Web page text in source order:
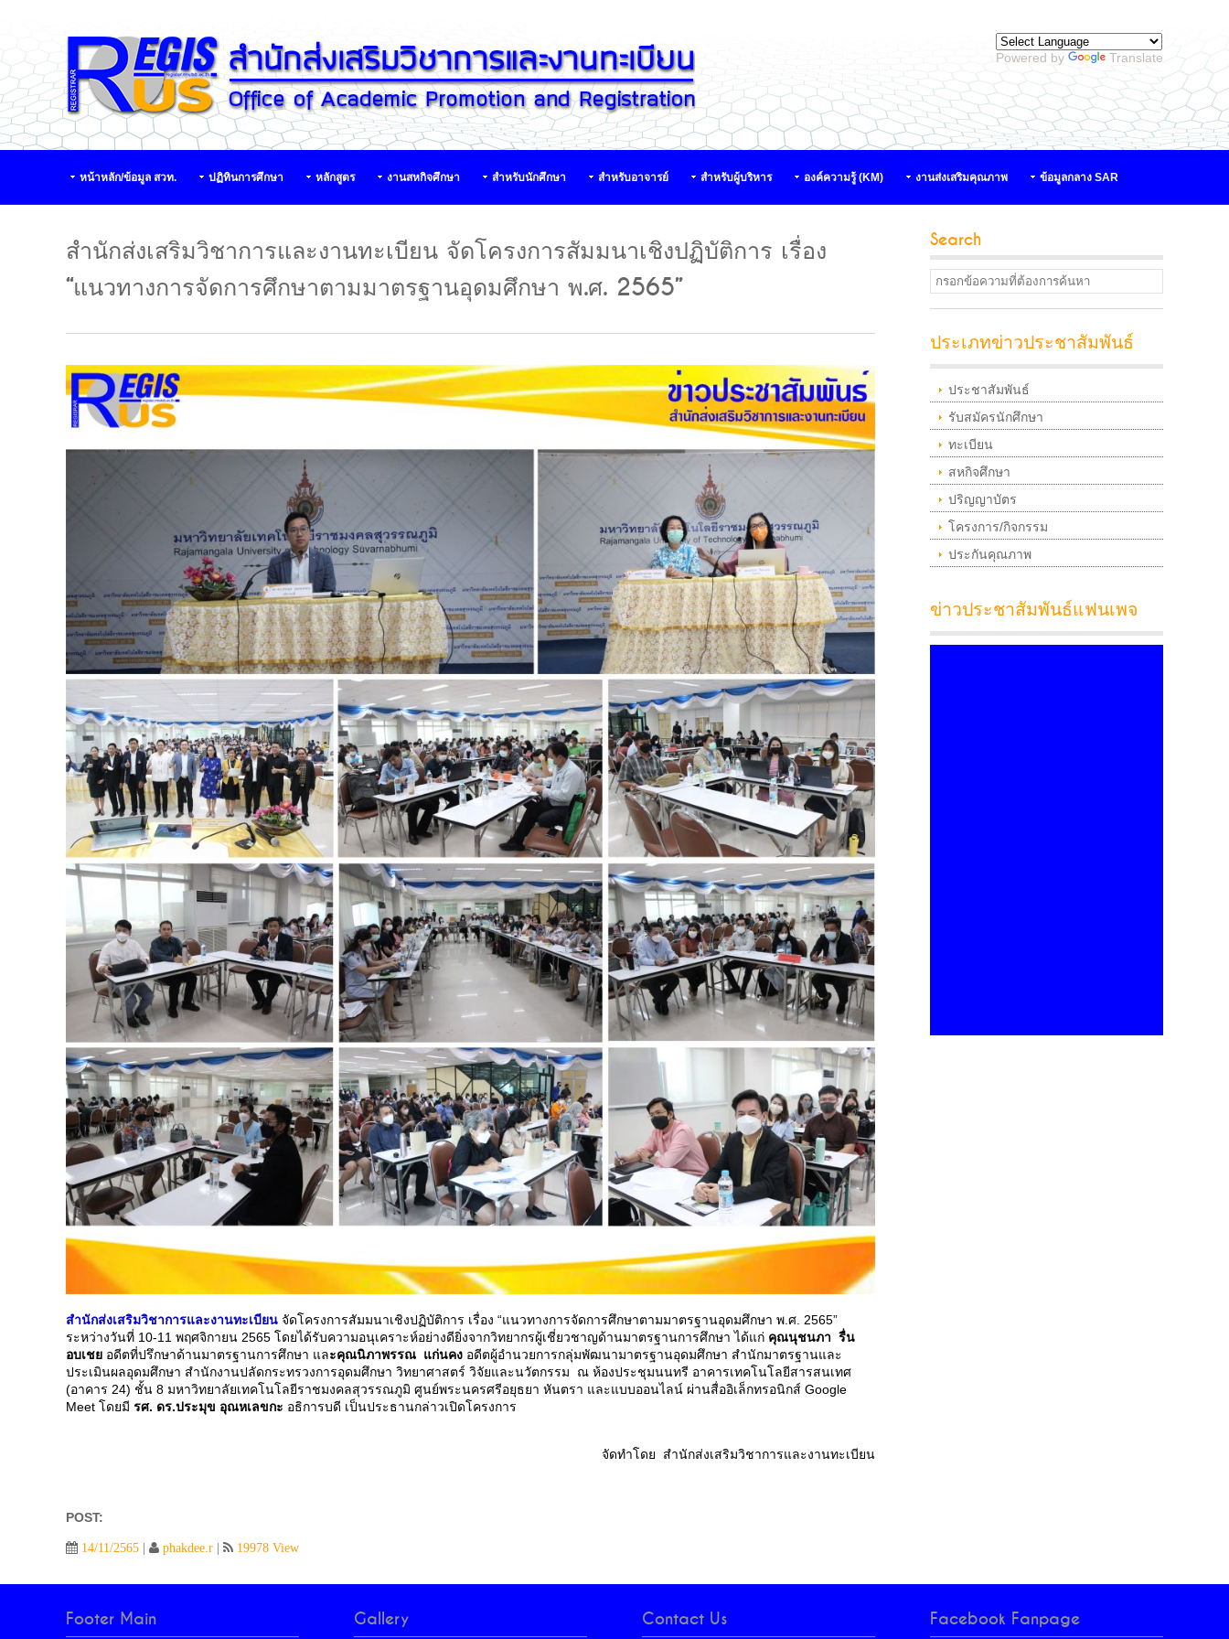
Powered by Translate
หน้าหลัก/ข้อมูล สวท. ปฏิทินการศึกษา หลักสูตร งานสหกิจศึกษา สำหรับนักศึกษา สำหรับอาจารย์ สำหรับผู้บริหาร องค์ความรู้ (KM) งานส่งเสริมคุณภาพ ข้อมูลกลาง SAR
สำนักส่งเสริมวิชาการและงานทะเบียน จัดโครงการสัมมนาเชิงปฏิบัติการ เรื่อง
“แนวทางการจัดการศึกษาตามมาตรฐานอุดมศึกษา พ.ศ. 2565”
สำนักส่งเสริมวิชาการและงานทะเบียน จัดโครงการสัมมนาเชิงปฏิบัติการ เรื่อง “แนวทางการจัดการศึกษาตามมาตรฐานอุดมศึกษา พ.ศ. 2565”
ระหว่างวันที่ 10-11 พฤศจิกายน 2565 โดยได้รับความอนุเคราะห์อย่างดียิ่งจากวิทยากรผู้เชี่ยวชาญด้านมาตรฐานการศึกษา ได้แก่ คุณนุชนภา รื่น
อบเชย อดีตที่ปรึกษาด้านมาตรฐานการศึกษา และคุณนิภาพรรณ แก่นคง อดีตผู้อำนวยการกลุ่มพัฒนามาตรฐานอุดมศึกษา สำนักมาตรฐานและ
ประเมินผลอุดมศึกษา สำนักงานปลัดกระทรวงการอุดมศึกษา วิทยาศาสตร์ วิจัยและนวัตกรรม ณ ห้องประชุมนนทรี อาคารเทคโนโลยีสารสนเทศ
(อาคาร 24) ชั้น 8 มหาวิทยาลัยเทคโนโลยีราชมงคลสุวรรณภูมิ ศูนย์พระนครศรีอยุธยา หันตรา และแบบออนไลน์ ผ่านสื่ออิเล็กทรอนิกส์ Google
Meet โดยมี รศ. ดร.ประมุข อุณหเลขกะ อธิการบดี เป็นประธานกล่าวเปิดโครงการ
จัดทำโดย สำนักส่งเสริมวิชาการและงานทะเบียน
POST:
14/11/2565 phakdee.r 19978 View
Search
ประเภทข่าวประชาสัมพันธ์
ประชาสัมพันธ์
รับสมัครนักศึกษา
ทะเบียน
สหกิจศึกษา
ปริญญาบัตร
โครงการ/กิจกรรม
ประกันคุณภาพ
ข่าวประชาสัมพันธ์แฟนเพจ
Footer Main Gallery Contact Us Facebook Fanpage